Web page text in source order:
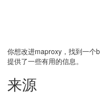
你想改进maproxy，找到一个
提供了一些有用的信息。
来源